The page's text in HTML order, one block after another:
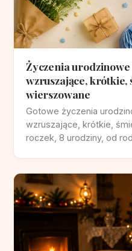
Życzenia
wzruszające, krótkie,
wierszowane
Gotowe życzenia
wzruszające, krótkie,
roczek, 8 urodziny, od